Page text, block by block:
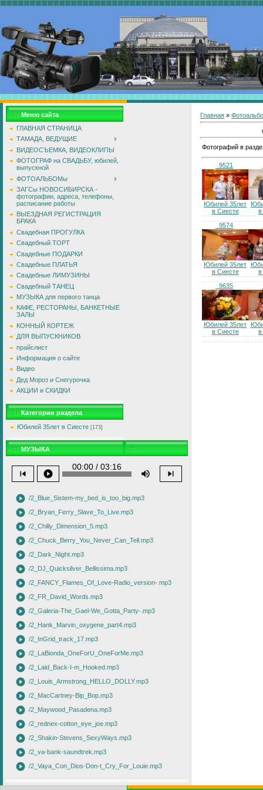
Меню сайта
ГЛАВНАЯ СТРАНИЦА
ТАМАДА, ВЕДУЩИЕ
ВИДЕОСЪЕМКА, ВИДЕОКЛИПЫ
ФОТОГРАФ на СВАДЬБУ, юбилей,
выпускной
ФОТОАЛЬБОМы
ЗАГСы НОВОСИБИРСКА -
фотографии, адреса, телефоны,
расписание работы
ВЫЕЗДНАЯ РЕГИСТРАЦИЯ
БРАКА
Свадебная ПРОГУЛКА
Свадебный ТОРТ
Свадебные ПОДАРКИ
Свадебные ПЛАТЬЯ
Свадебные ЛИМУЗИНЫ
Свадебный ТАНЕЦ
МУЗЫКА для первого танца
КАФЕ, РЕСТОРАНЫ, БАНКЕТНЫЕ
ЗАЛЫ
КОННЫЙ КОРТЕЖ
ДЛЯ ВЫПУСКНИКОВ
прайслист
Информация о сайте
Видео
Дед Мороз и Снегурочка
АКЦИИ и СКИДКИ
Категории раздела
Юбилей 35лет в Сиесте [173]
МУЗЫКА
skip_previous play_circle
00:00 / 03:16
volume_up skip_next
play_circle /2_Blue_Sistem-my_bed_is_too_big.mp3
play_circle /2_Bryan_Ferry_Slave_To_Live.mp3
play_circle /2_Chilly_Dimension_5.mp3
play_circle /2_Chuck_Berry_You_Never_Can_Tell.mp3
play_circle /2_Dark_Night.mp3
play_circle /2_DJ_Quicksilver_Bellissima.mp3
play_circle /2_FANCY_Flames_Of_Love-Radio_version-.mp3
play_circle /2_FR_David_Words.mp3
play_circle /2_Galeria-The_Gael-We_Gotta_Party-.mp3
play_circle /2_Hank_Marvin_oxygene_part4.mp3
play_circle /2_InGrid_track_17.mp3
play_circle /2_LaBionda_OneForU_OneForMe.mp3
play_circle /2_Laid_Back-I-m_Hooked.mp3
play_circle /2_Louis_Armstrong_HELLO_DOLLY.mp3
play_circle /2_MacCartney-Bip_Bop.mp3
play_circle /2_Maywood_Pasadena.mp3
play_circle /2_rednex-cotton_eye_joe.mp3
play_circle /2_Shakin-Stevens_SexyWays.mp3
play_circle /2_va-bank-saundtrek.mp3
play_circle /2_Vaya_Con_Dios-Don-t_Cry_For_Louie.mp3
Главная »
Фотографий в
_9521
Юбилей 35лет
в Сиесте
в
_9574
Юбилей 35лет
в Сиесте
в
_9635
Юбилей 35лет
в Сиесте
в